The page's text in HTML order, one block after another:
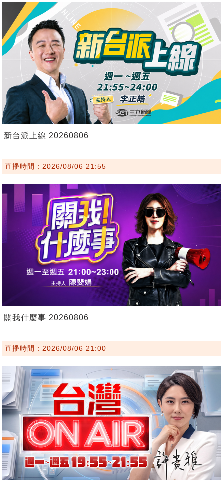
新台派上線 20260806
直播時間：2026/08/06 21:55
關我什麼事 20260806
直播時間：2026/08/06 21:00